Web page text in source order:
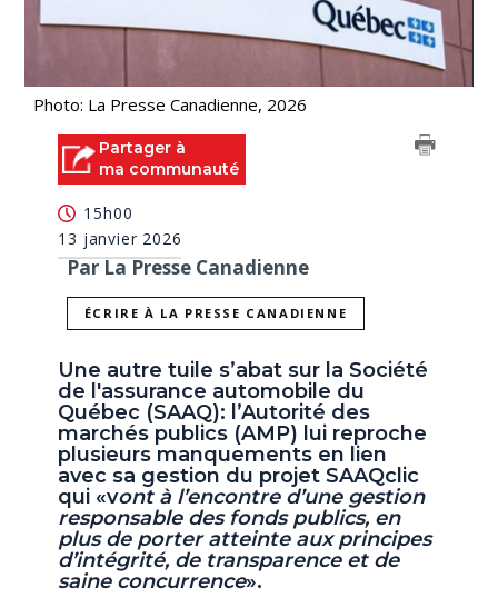
Photo: La Presse Canadienne, 2026
Partager à
ma communauté
15h00
13 janvier 2026
Par La Presse Canadienne
ÉCRIRE À LA PRESSE CANADIENNE
Une autre tuile s’abat sur la Société
de l'assurance automobile du
Québec (SAAQ): l’Autorité des
marchés publics (AMP) lui reproche
plusieurs manquements en lien
avec sa gestion du projet SAAQclic
qui «vont à l’encontre d’une gestion
responsable des fonds publics, en
plus de porter atteinte aux principes
d’intégrité, de transparence et de
saine concurrence».